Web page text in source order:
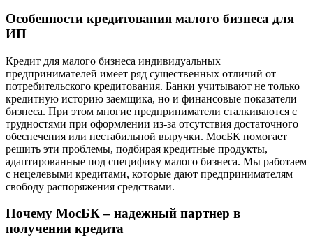
Особенности кредитования малого бизнеса для
ИП
Кредит для малого бизнеса индивидуальных
предпринимателей имеет ряд существенных отличий от
потребительского кредитования. Банки учитывают не только
кредитную историю заемщика, но и финансовые показатели
бизнеса. При этом многие предприниматели сталкиваются с
трудностями при оформлении из-за отсутствия достаточного
обеспечения или нестабильной выручки. МосБК помогает
решить эти проблемы, подбирая кредитные продукты,
адаптированные под специфику малого бизнеса. Мы работаем
с нецелевыми кредитами, которые дают предпринимателям
свободу распоряжения средствами.
Почему МосБК – надежный партнер в
получении кредита